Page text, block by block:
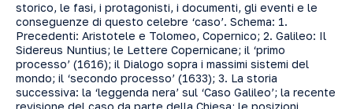
storico, le fasi, i protagonisti, i documenti, gli eventi e le
conseguenze di questo celebre ‘caso’. Schema: 1.
Precedenti: Aristotele e Tolomeo, Copernico; 2. Galileo: Il
Sidereus Nuntius; le Lettere Copernicane; il ‘primo
processo’ (1616); il Dialogo sopra i massimi sistemi del
mondo; il ‘secondo processo’ (1633); 3. La storia
successiva: la ‘leggenda nera’ sul ‘Caso Galileo’; la recente
revisione del caso da parte della Chiesa; le posizioni